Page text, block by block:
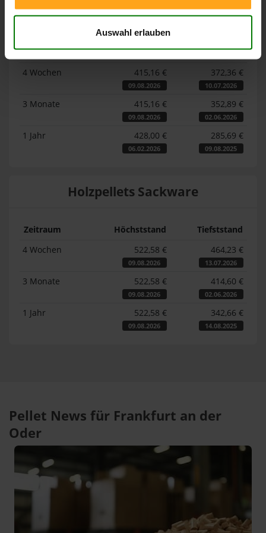
Auswahl erlauben
Lose Holzpellets
Zeitraum Höchststand
Tiefststand
4 Wochen
415,16 €
09.08.2026
372,36 €
10.07.2026
3 Monate 415,16 €
09.08.2026
352,89 €
02.06.2026
1 Jahr 428,00 €
06.02.2026
285,69 €
09.08.2025
Holzpellets Sackware
Zeitraum Höchststand
Tiefststand
4 Wochen
522,58 €
09.08.2026
464,23 €
13.07.2026
3 Monate 522,58 €
09.08.2026
414,60 €
02.06.2026
1 Jahr 522,58 €
09.08.2026
342,66 €
14.08.2025
Pellet News für Frankfurt an der
Oder